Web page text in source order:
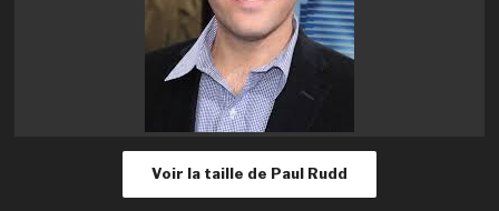
Voir la taille de Paul Rudd